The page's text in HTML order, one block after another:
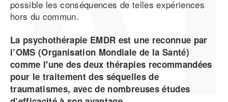
possible les conséquences de telles expériences
hors du commun.
La psychothérapie EMDR est une reconnue par
l’OMS (Organisation Mondiale de la Santé)
comme l'une des deux thérapies recommandées
pour le traitement des séquelles de
traumatismes, avec de nombreuses études